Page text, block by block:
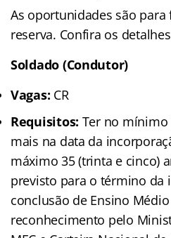
As oportunidades são
reserva. Confira os
Soldado (Condutor)
Vagas: CR
Requisitos: Ter no mínimo
mais na data da
máximo 35 (trinta e cinco)
previsto para o término da
conclusão de Ensino
reconhecimento pelo